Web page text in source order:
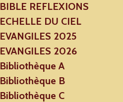
BIBLE REFLEXIONS
ECHELLE DU CIEL
EVANGILES 2025
EVANGILES 2026
Bibliothèque A
Bibliothèque B
Bibliothèque C